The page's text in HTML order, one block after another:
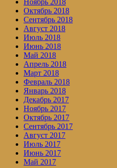
Ноябрь 2018
Октябрь 2018
Сентябрь 2018
Август 2018
Июль 2018
Июнь 2018
Май 2018
Апрель 2018
Март 2018
Февраль 2018
Январь 2018
Декабрь 2017
Ноябрь 2017
Октябрь 2017
Сентябрь 2017
Август 2017
Июль 2017
Июнь 2017
Май 2017